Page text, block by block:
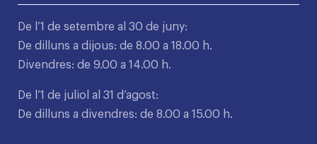
De l’1 de setembre al 30 de juny:
De dilluns a dijous: de 8.00 a 18.00 h.
Divendres: de 9.00 a 14.00 h.
De l’1 de juliol al 31 d’agost:
De dilluns a divendres: de 8.00 a 15.00 h.